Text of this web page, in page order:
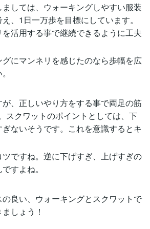
しては、ウォーキングしやすい服装
、1日一万歩を目標にしています。
活用する事で継続できるように工夫
にマンネリを感じたのなら歩幅を広
、正しいやり方をする事で両足の筋
スクワットのポイントとしては、下
ないそうです。これを意識するとキ
ですね。逆に下げすぎ、上げすぎの
すよね。
良い、ウォーキングとスクワットで
しょう！